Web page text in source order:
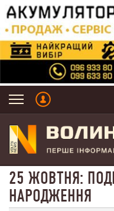
25 ЖОВТНЯ:
НАРОДЖЕННЯ